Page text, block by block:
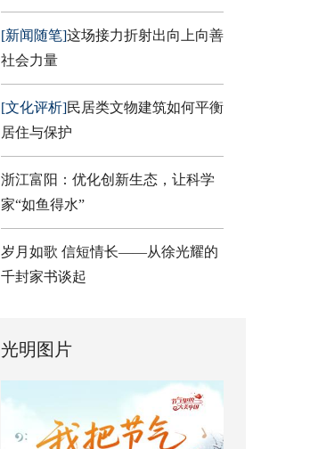
[新闻随笔]这场接力折射出向上向善
社会力量
[文化评析]民居类文物建筑如何平衡
居住与保护
浙江富阳：优化创新生态，让科学
家“如鱼得水”
岁月如歌 信短情长——从徐光耀的
千封家书谈起
光明图片